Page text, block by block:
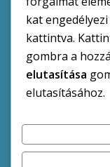
Ügyfélfogadási
Kategóriák
kat engedélyezi
kattintva.
gombra a
elutasítása
elutasításához.